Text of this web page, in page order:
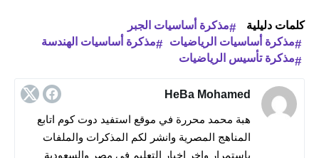
كلمات دليلية
مذكرة أساسيات الجبر
مذكرة أساسيات الرياضيات
مذكرة أساسيات الهندسة
مذكرة تأسيس الرياضيات
HeBa Mohamed
هبة محمد محررة في موقع استفيد دوت كوم اتابع
المناهج المصرية وانشر لكم المذكرات والملفات
باستمرار واخر اخبار التعليم في مصر والسعودية